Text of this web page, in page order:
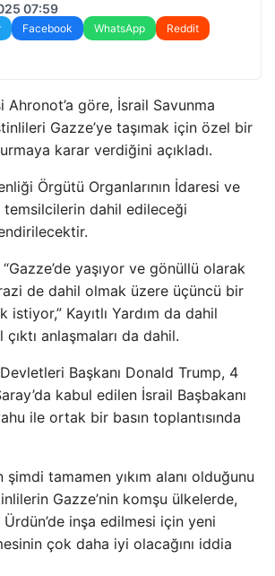
07:59
Facebook WhatsApp
Reddit
göre, İsrail Savunma
Gazze’ye taşımak için özel bir
karar verdiğini açıkladı.
Örgütü Organlarının İdaresi ve
temsilcilerin dahil edileceği
yaşıyor ve gönüllü olarak
de dahil olmak üzere üçüncü bir
Kayıtlı Yardım da dahil
anlaşmaları da dahil.
Başkanı Donald Trump, 4
kabul edilen İsrail Başbakanı
ile ortak bir basın toplantısında
şimdi tamamen yıkım alanı olduğunu
Gazze’nin komşu ülkelerde,
Ürdün’de inşa edilmesi için yeni
çok daha iyi olacağını iddia